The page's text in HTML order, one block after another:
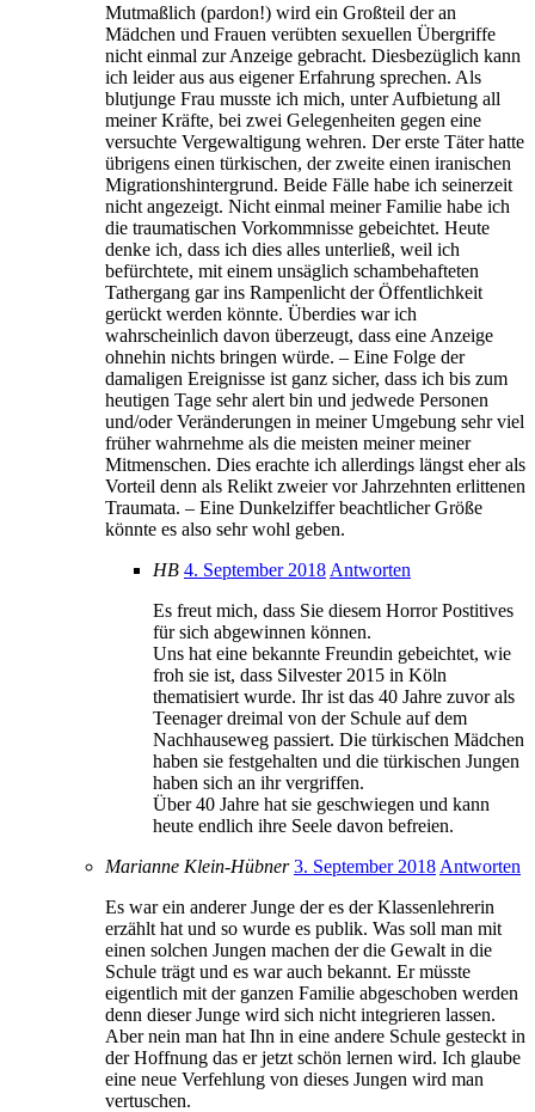
Mutmaßlich (pardon!) wird ein Großteil der an
Mädchen und Frauen verübten sexuellen Übergriffe
nicht einmal zur Anzeige gebracht. Diesbezüglich kann
ich leider aus aus eigener Erfahrung sprechen. Als
blutjunge Frau musste ich mich, unter Aufbietung all
meiner Kräfte, bei zwei Gelegenheiten gegen eine
versuchte Vergewaltigung wehren. Der erste Täter hatte
übrigens einen türkischen, der zweite einen iranischen
Migrationshintergrund. Beide Fälle habe ich seinerzeit
nicht angezeigt. Nicht einmal meiner Familie habe ich
die traumatischen Vorkommnisse gebeichtet. Heute
denke ich, dass ich dies alles unterließ, weil ich
befürchtete, mit einem unsäglich schambehafteten
Tathergang gar ins Rampenlicht der Öffentlichkeit
gerückt werden könnte. Überdies war ich
wahrscheinlich davon überzeugt, dass eine Anzeige
ohnehin nichts bringen würde. – Eine Folge der
damaligen Ereignisse ist ganz sicher, dass ich bis zum
heutigen Tage sehr alert bin und jedwede Personen
und/oder Veränderungen in meiner Umgebung sehr viel
früher wahrnehme als die meisten meiner meiner
Mitmenschen. Dies erachte ich allerdings längst eher als
Vorteil denn als Relikt zweier vor Jahrzehnten erlittenen
Traumata. – Eine Dunkelziffer beachtlicher Größe
könnte es also sehr wohl geben.
HB 4. September 2018 Antworten
Es freut mich, dass Sie diesem Horror Postitives
für sich abgewinnen können.
Uns hat eine bekannte Freundin gebeichtet, wie
froh sie ist, dass Silvester 2015 in Köln
thematisiert wurde. Ihr ist das 40 Jahre zuvor als
Teenager dreimal von der Schule auf dem
Nachhauseweg passiert. Die türkischen Mädchen
haben sie festgehalten und die türkischen Jungen
haben sich an ihr vergriffen.
Über 40 Jahre hat sie geschwiegen und kann
heute endlich ihre Seele davon befreien.
Marianne Klein-Hübner 3. September 2018 Antworten
Es war ein anderer Junge der es der Klassenlehrerin
erzählt hat und so wurde es publik. Was soll man mit
einen solchen Jungen machen der die Gewalt in die
Schule trägt und es war auch bekannt. Er müsste
eigentlich mit der ganzen Familie abgeschoben werden
denn dieser Junge wird sich nicht integrieren lassen.
Aber nein man hat Ihn in eine andere Schule gesteckt in
der Hoffnung das er jetzt schön lernen wird. Ich glaube
eine neue Verfehlung von dieses Jungen wird man
vertuschen.